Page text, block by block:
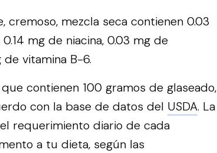
cremoso, mezcla seca contienen 0.03
mg de niacina, 0.03 mg de
de vitamina B-6.
contienen 100 gramos de glaseado,
con la base de datos del USDA. La
requerimiento diario de cada
a tu dieta, según las